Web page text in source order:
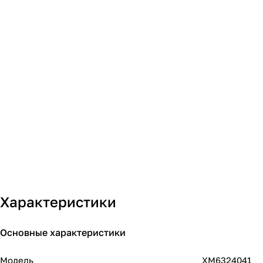
Характеристики
Основные характеристики
Модель XM6324041